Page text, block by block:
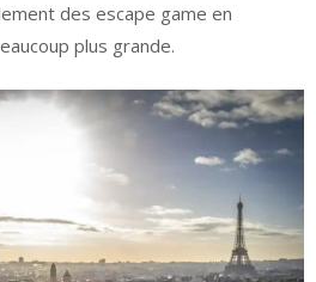
des escape game en
plus grande.